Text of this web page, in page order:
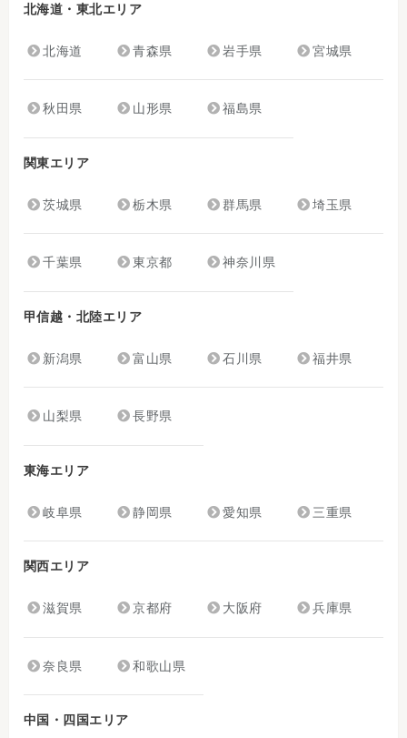
北海道・東北エリア
北海道 青森県 岩手県 宮城県
秋田県 山形県 福島県
関東エリア
茨城県 栃木県 群馬県 埼玉県
千葉県 東京都 神奈川県
甲信越・北陸エリア
新潟県 富山県 石川県 福井県
山梨県 長野県
東海エリア
岐阜県 静岡県 愛知県 三重県
関西エリア
滋賀県 京都府 大阪府 兵庫県
奈良県 和歌山県
中国・四国エリア